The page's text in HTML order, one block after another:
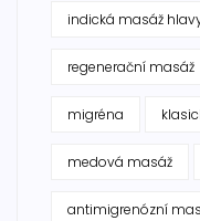
indická masáž
regenerační masáž
migréna
medová masáž
antimigrenózní